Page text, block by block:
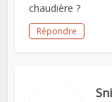
chaudière ?
Répondre